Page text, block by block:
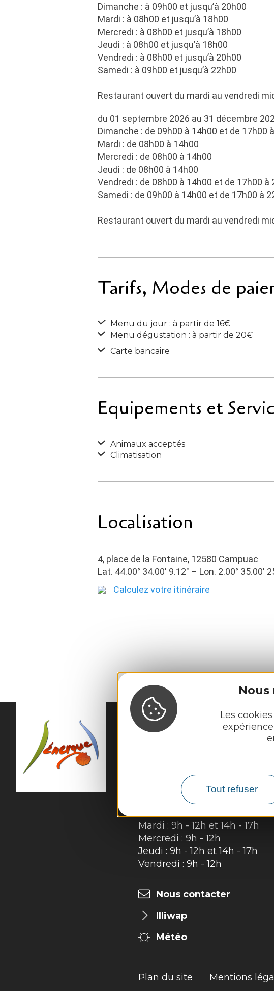
Les
Tout refuser
Dimanche : à 09h00 et jusqu’à 20h00
Mardi : à 08h00 et jusqu’à 18h00
Mercredi : à 08h00 et jusqu’à 18h00
Jeudi : à 08h00 et jusqu’à 18h00
Vendredi : à 08h00 et jusqu’à 20h00
Samedi : à 09h00 et jusqu’à 22h00
Restaurant ouvert du mardi au vendredi
du 01 septembre 2026 au 31 décembre
Dimanche : de 09h00 à 14h00 et de 17h00
Mardi : de 08h00 à 14h00
Mercredi : de 08h00 à 14h00
Jeudi : de 08h00 à 14h00
Vendredi : de 08h00 à 14h00 et de 17h00 à
Samedi : de 09h00 à 14h00 et de 17h00 à
Restaurant ouvert du mardi au vendredi
Tarifs, Modes de
Menu du jour : à partir de 16€
Menu dégustation : à partir de 20€
Carte bancaire
Equipements et
Animaux acceptés
Climatisation
Localisation
4, place de la Fontaine, 12580 Campuac
Lat. 44.00° 34.00′ 9.12″ – Lon. 2.00° 35.00′
Calculez votre itinéraire
05 65 69 85 72
Horaires d'ouverture :
Mardi : 9h - 12h et 14h - 17h
Mercredi : 9h - 12h
Jeudi : 9h - 12h et 14h - 17h
Vendredi : 9h - 12h
Nous contacter
Illiwap
Météo
Plan du site Mentions